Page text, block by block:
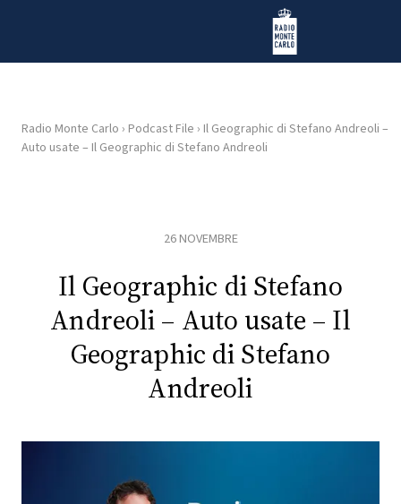
Radio Monte Carlo
HOME
RADIO
PLAYLIST
FOTO
CONCORSI
Radio Monte Carlo › Podcast File › Il Geographic di Stefano Andreoli –
Auto usate – Il Geographic di Stefano Andreoli
26 NOVEMBRE
Il Geographic di Stefano
Andreoli – Auto usate – Il
Geographic di Stefano
Andreoli